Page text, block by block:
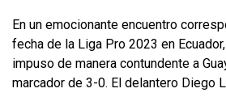
En un emocionante encuentro
fecha de la Liga Pro 2023 en
impuso de manera contundente a
marcador de 3-0. El delantero Diego